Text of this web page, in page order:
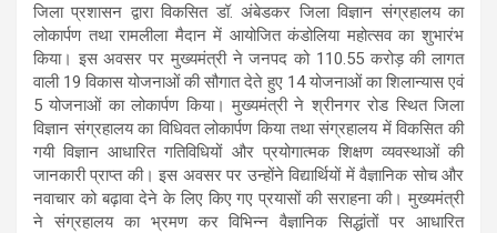
जिला प्रशासन द्वारा विकसित डॉ. अंबेडकर जिला विज्ञान संग्रहालय का
लोकार्पण तथा रामलीला मैदान में आयोजित कंडोलिया महोत्सव का शुभारंभ
किया। इस अवसर पर मुख्यमंत्री ने जनपद को 110.55 करोड़ की लागत
वाली 19 विकास योजनाओं की सौगात देते हुए 14 योजनाओं का शिलान्यास एवं
5 योजनाओं का लोकार्पण किया। मुख्यमंत्री ने श्रीनगर रोड स्थित जिला
विज्ञान संग्रहालय का विधिवत लोकार्पण किया तथा संग्रहालय में विकसित की
गयी विज्ञान आधारित गतिविधियों और प्रयोगात्मक शिक्षण व्यवस्थाओं की
जानकारी प्राप्त की। इस अवसर पर उन्होंने विद्यार्थियों में वैज्ञानिक सोच और
नवाचार को बढ़ावा देने के लिए किए गए प्रयासों की सराहना की। मुख्यमंत्री
ने संग्रहालय का भ्रमण कर विभिन्न वैज्ञानिक सिद्धांतों पर आधारित